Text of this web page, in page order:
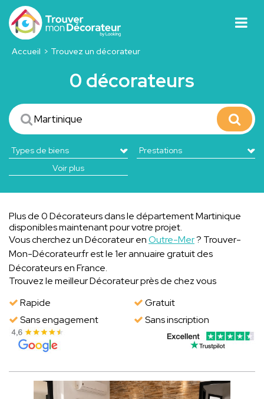
Accueil Trouvez un décorateur
0 décorateurs
Voir plus
Plus de 0 Décorateurs dans le département Martinique
disponibles maintenant pour votre projet.
Vous cherchez un Décorateur enOutre-Mer? Trouver-
Mon-Décorateur.fr est le 1er annuaire gratuit des
Décorateurs en France.
Trouvez le meilleur Décorateur près de chez vous
Rapide
Gratuit
Sans engagement
Sans inscription